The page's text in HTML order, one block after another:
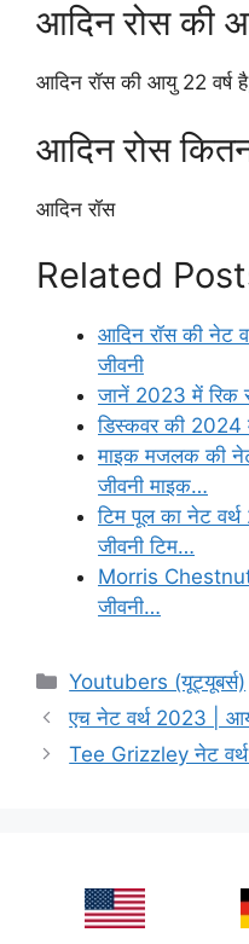
आदिन रोस की
आदिन रॉस की आयु 22 वर्ष
आदिन रोस
आदिन रॉस
Related
आदिन रॉस की नेट
जीवनी
जानें 2023 में रिक
डिस्कवर की 2024
माइक मजलक की
जीवनी माइक…
टिम पूल का नेट
जीवनी टिम…
Morris Chestnut
जीवनी…
Categories
Youtubers (यूट्यूबर्स)
एच नेट वर्थ 2023 |
Tee Grizzley नेट